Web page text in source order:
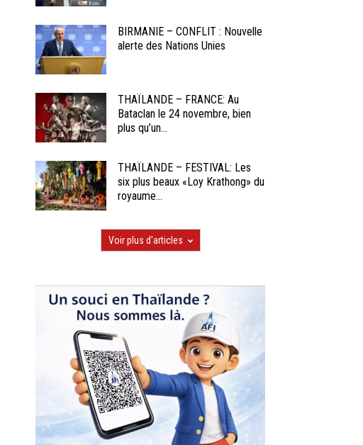
BIRMANIE – CONFLIT : Nouvelle
alerte des Nations Unies
THAÏLANDE – FRANCE: Au
Bataclan le 24 novembre, bien
plus qu’un...
THAÏLANDE – FESTIVAL: Les
six plus beaux «Loy Krathong» du
royaume...
Voir plus d'articles